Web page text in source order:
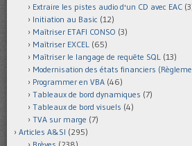
Extraire les pistes audio d'un CD avec EAC
Initiation au Basic (12)
Maîtriser ETAFI CONSO (3)
Maîtriser EXCEL (65)
Maîtriser le langage de requête SQL (13)
Modernisation des états financiers
Programmer en VBA (46)
Tableaux de bord dynamiques (7)
Tableaux de bord visuels (4)
TVA sur marge (7)
Articles A&SI (295)